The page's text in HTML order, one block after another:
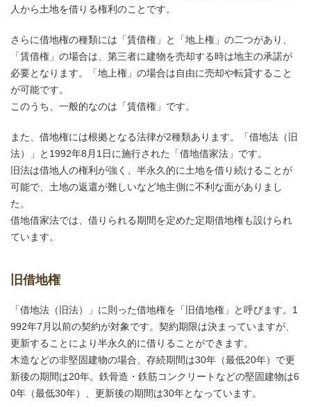
人から土地を借りる権利のことです。
さらに借地権の種類には「賃借権」と「地上権」の二つがあり、
「賃借権」の場合は、第三者に建物を売却する時は地主の承諾が
必要となります。「地上権」の場合は自由に売却や転貸すること
が可能です。
このうち、一般的なのは「賃借権」です。
また、借地権には根拠となる法律が2種類あります。「借地法（旧
法）」と1992年8月1日に施行された「借地借家法」です。
旧法は借地人の権利が強く、半永久的に土地を借り続けることが
可能で、土地の返還が難しいなど地主側に不利な面がありまし
た。
借地借家法では、借りられる期間を定めた定期借地権も設けられ
ています。
旧借地権
「借地法（旧法）」に則った借地権を「旧借地権」と呼びます。1
992年7月以前の契約が対象です。契約期限は決まっていますが、
更新することにより半永久的に借りることができます。
木造などの非堅固建物の場合、存続期間は30年（最低20年）で更
新後の期間は20年。鉄骨造・鉄筋コンクリートなどの堅固建物は6
0年（最低30年）、更新後の期間は30年となっています。